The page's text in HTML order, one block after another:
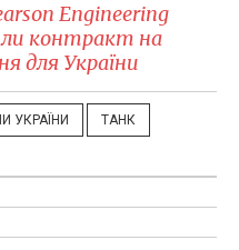
Engineering
контракт на
для України
УКРАЇНИ ТАНК